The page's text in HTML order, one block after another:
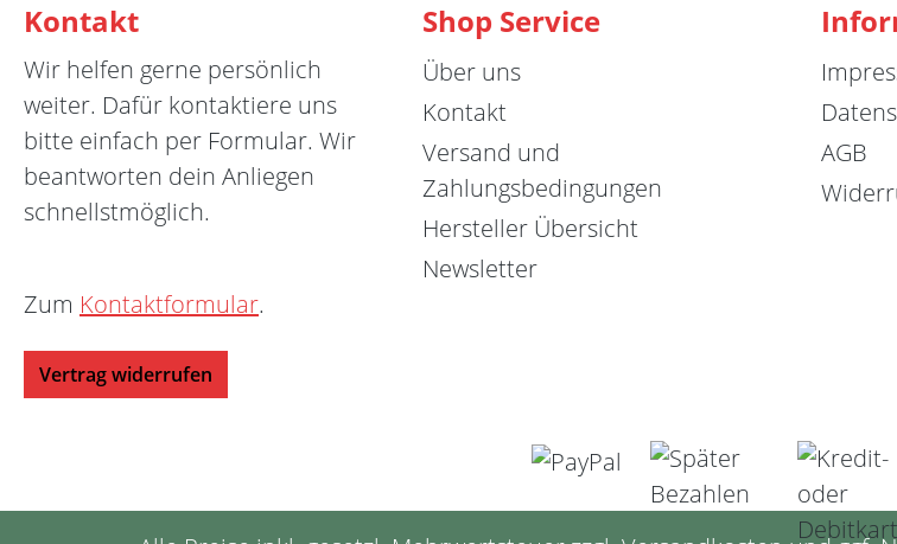
Kontakt
Wir helfen gerne persönlich
weiter. Dafür kontaktiere uns
bitte einfach per Formular. Wir
beantworten dein Anliegen
schnellstmöglich.
Zum Kontaktformular.
Vertrag widerrufen
Shop Service
Über uns
Kontakt
Versand und
Zahlungsbedingungen
Hersteller Übersicht
Newsletter
AGB